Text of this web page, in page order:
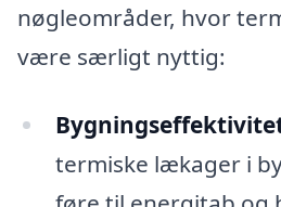
nøgleområder, hvor
være særligt nyttig:
termiske lækager i